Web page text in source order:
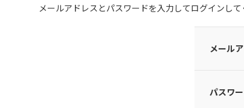
メールアドレスとパスワードを入力してログインして
メール
パスワー